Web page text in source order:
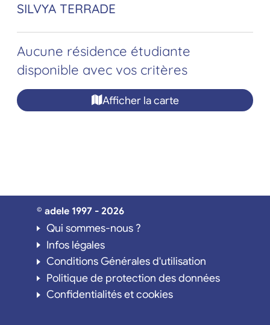
SILVYA TERRADE
Aucune résidence étudiante
disponible avec vos critères
Afficher la carte
© adele 1997 - 2026
Qui sommes-nous ?
Infos légales
Conditions Générales d'utilisation
Politique de protection des données
Confidentialités et cookies